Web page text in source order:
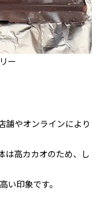
ー
やオンラインにより
は高カカオのため、し
い印象です。